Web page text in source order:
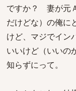
ですか？ 妻が元
だけどな）の俺に
けど、マジでイン
いいけど（いいの
知らずにって。